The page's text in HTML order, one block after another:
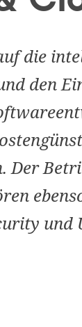
die
den
Der
und